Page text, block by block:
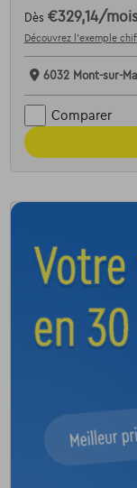
Dès €329,14/mois
Découvrez l’exemple
6032 Mont-sur-
Comparer